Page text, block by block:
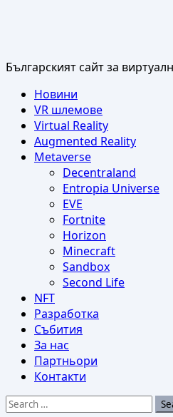
Българският сайт за
Primary
Menu
Новини
VR шлемове
Virtual Reality
Augmented Reality
Metaverse
Decentraland
Entropia Universe
EVE
Fortnite
Horizon
Minecraft
Sandbox
Second Life
NFT
Разработка
Събития
За нас
Партньори
Контакти
Search